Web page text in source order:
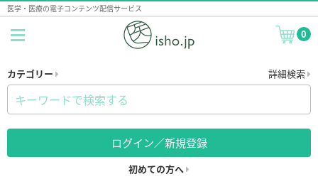
医学・医療の電子コンテンツ配信サービス
0
カテゴリー 詳細検索
ログイン／新規登録
初めての方へ